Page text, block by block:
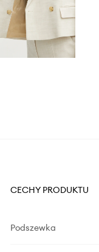
CECHY PRODUKTU
Podszewka